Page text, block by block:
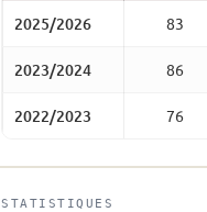
2025/2026 83
2023/2024 86
2022/2023 76
STATISTIQUES